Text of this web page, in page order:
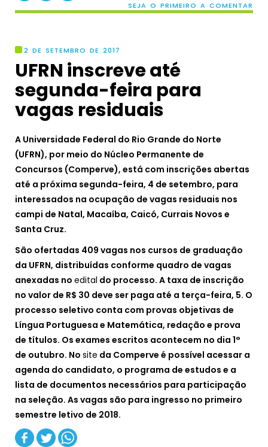
SEJA O PRIMEIRO A COMENTAR
2 DE SETEMBRO DE 2017
UFRN inscreve até
segunda-feira para
vagas residuais
A Universidade Federal do Rio Grande do Norte
(UFRN), por meio do Núcleo Permanente de
Concursos (Comperve), está com inscrições abertas
até a próxima segunda-feira, 4 de setembro, para
interessados na ocupação de vagas residuais nos
campi de Natal, Macaíba, Caicó, Currais Novos e
Santa Cruz.
São ofertadas 409 vagas nos cursos de graduação
da UFRN, distribuídas conforme quadro de vagas
anexadas no edital do processo. A taxa de inscrição
no valor de R$ 30 deve ser paga até a terça-feira, 5. O
processo seletivo conta com provas objetivas de
Língua Portuguesa e Matemática, redação e prova
de títulos. Os exames escritos acontecem no dia 1°
de outubro. No site da Comperve é possível acessar a
agenda do candidato, o programa de estudos e a
lista de documentos necessários para participação
na seleção. As vagas são para ingresso no primeiro
semestre letivo de 2018.